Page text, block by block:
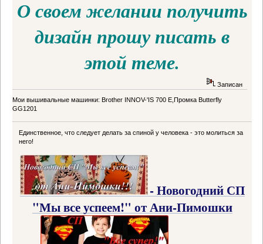
О своем желании получить
дизайн прошу писать в
этой теме.
Записан
Мои вышивальные машинки: Brother INNOV-'IS 700 Е,Промка Butterfly
GG1201
Единственное, что следует делать за спиной у человека - это молиться за
него!
- Новогодний СП
"Мы все успеем!" от Ани-Пимошки